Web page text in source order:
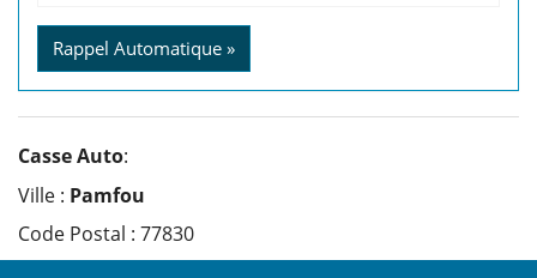
Rappel Automatique »
Casse Auto:
Ville : Pamfou
Code Postal : 77830